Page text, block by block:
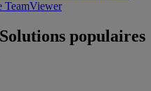
TeamViewer
Solutions populaires